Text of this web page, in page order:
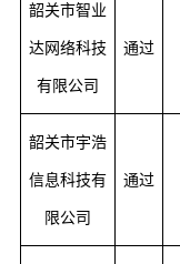
韶关市智业
达网络科技
有限公司
通过
韶关市宇浩
信息科技有
限公司
通过